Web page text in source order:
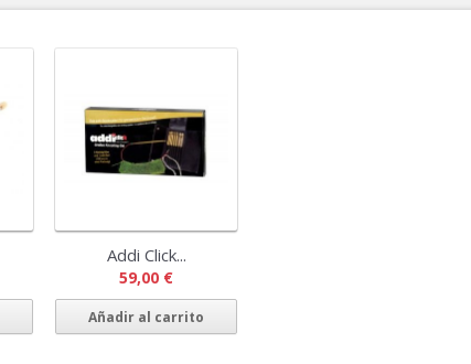
Addi Click...
59,00 €
Añadir al carrito